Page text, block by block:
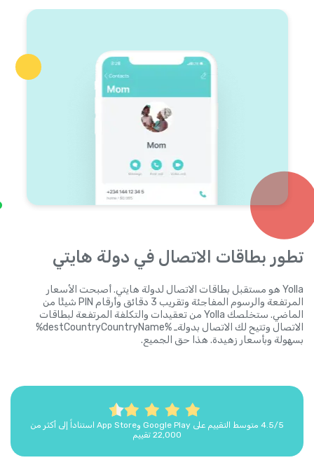
تطور بطاقات الاتصال في دولة هايتي
Yolla هو مستقبل بطاقات الاتصال لدولة هايتي. أصبحت الأسعار
المرتفعة والرسوم المفاجئة وتقريب 3 دقائق وأرقام PIN شيئًا من
الماضي. ستخلصك Yolla من تعقيدات والتكلفة المرتفعة لبطاقات
الاتصال وتتيح لك الاتصال بدولةـ %destCountryCountryName%
بسهولة وبأسعار زهيدة. هذا حق الجميع.
4.5/5 متوسط التقييم على Google Play وApp Store استناداً إلى أكثر من
22,000 تقييم